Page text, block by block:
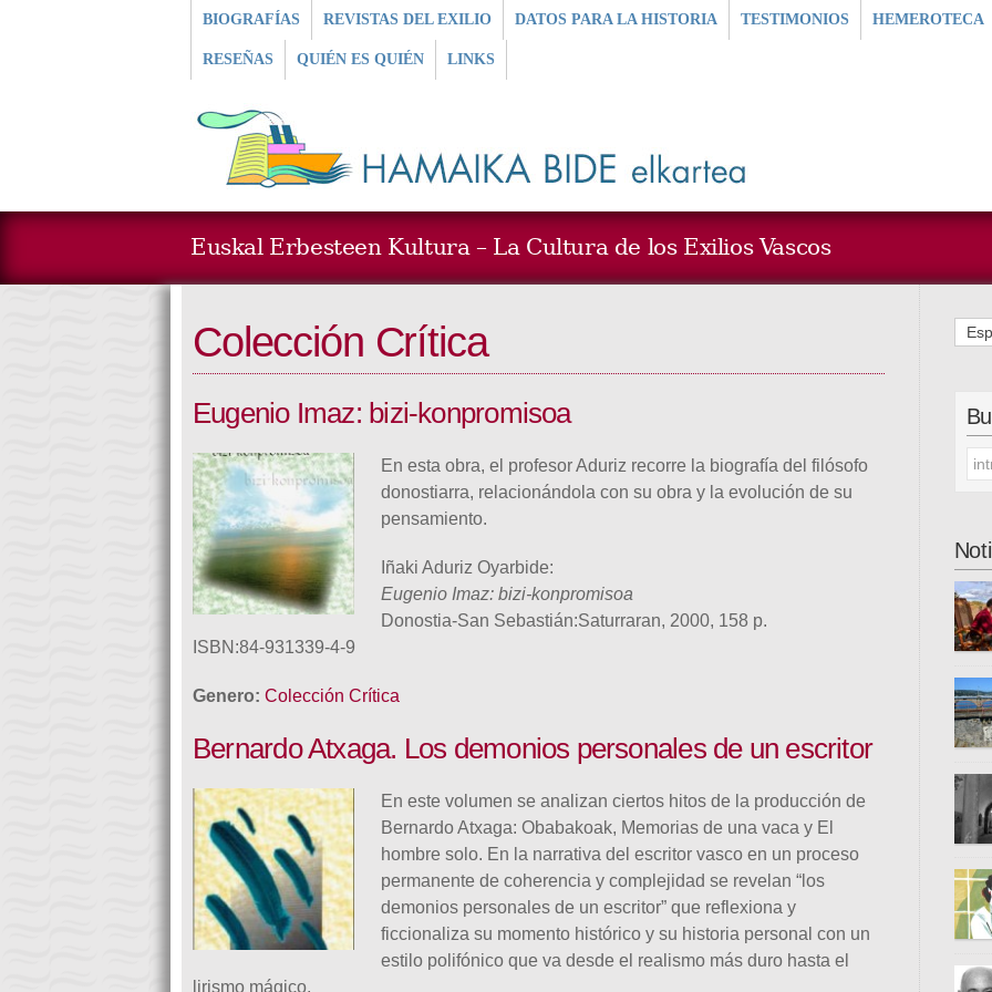
BIOGRAFÍAS REVISTAS DEL EXILIO DATOS PARA LA HISTORIA TESTIMONIOS HEMEROTECA
RESEÑAS QUIÉN ES QUIÉN LINKS
Euskal Erbesteen Kultura – La Cultura de los Exilios Vascos
Colección Crítica
Eugenio Imaz: bizi-konpromisoa
En esta obra, el profesor Aduriz recorre la biografía del filósofo
donostiarra, relacionándola con su obra y la evolución de su
pensamiento.
Iñaki Aduriz Oyarbide:
Eugenio Imaz: bizi-konpromisoa
Donostia-San Sebastián:Saturraran, 2000, 158 p.
ISBN:84-931339-4-9
Genero: Colección Crítica
Bernardo Atxaga. Los demonios personales de un escritor
En este volumen se analizan ciertos hitos de la producción de
Bernardo Atxaga: Obabakoak, Memorias de una vaca y El
hombre solo. En la narrativa del escritor vasco en un proceso
permanente de coherencia y complejidad se revelan “los
demonios personales de un escritor” que reflexiona y
ficcionaliza su momento histórico y su historia personal con un
estilo polifónico que va desde el realismo más duro hasta el
lirismo mágico.
ha
ciclo
se
país
el
la